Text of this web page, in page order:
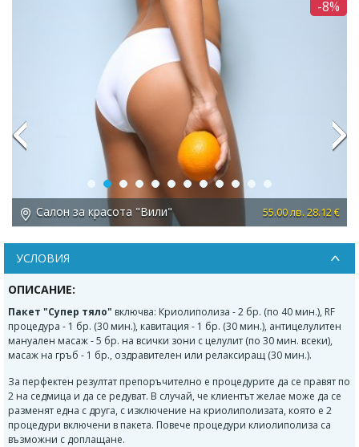
-8%
Салон за красота "Вили" 55.00 лв. 28.12 €
Previous Next
УСЛОВИЯ
ОПИСАНИЕ:
Пакет "Супер тяло" включва: Криолиполиза - 2 бр. (по 40 мин.), RF
процедура - 1 бр. (30 мин.), кавитация - 1 бр. (30 мин.), антицелулитен
мануален масаж - 5 бр. на всички зони с целулит (по 30 мин. всеки),
масаж на гръб - 1 бр., оздравителен или релаксиращ (30 мин.).
За перфектен резултат препоръчително е процедурите да се правят по
2 на седмица и да се редуват. В случай, че клиентът желае може да се
разменят една с друга, с изключение на криолиполизата, която е 2
процедури включени в пакета. Повече процедури клиолиполиза са
възможни с доплащане.